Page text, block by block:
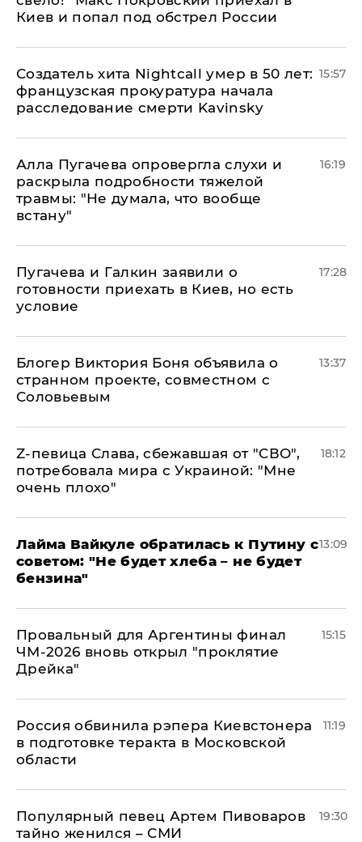
Киев и попал под обстрел России
Создатель хита Nightcall умер в 50 лет:
французская прокуратура начала
расследование смерти Kavinsky
15:57
Алла Пугачева опровергла слухи и
раскрыла подробности тяжелой
травмы: "Не думала, что вообще
встану"
16:19
Пугачева и Галкин заявили о
готовности приехать в Киев, но есть
условие
17:28
Блогер Виктория Боня объявила о
странном проекте, совместном с
Соловьевым
13:37
Z-певица Слава, сбежавшая от "СВО",
потребовала мира с Украиной: "Мне
очень плохо"
18:12
Лайма Вайкуле обратилась к Путину с
советом: "Не будет хлеба – не будет
бензина"
13:09
Провальный для Аргентины финал
ЧМ-2026 вновь открыл "проклятие
Дрейка"
15:15
Россия обвинила рэпера Киевстонера
в подготовке теракта в Московской
области
11:19
Популярный певец Артем Пивоваров
тайно женился – СМИ
19:30